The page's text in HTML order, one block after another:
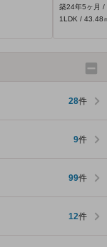
築24年5ヶ月 /
1LDK / 43.48
28件
9件
99件
12件